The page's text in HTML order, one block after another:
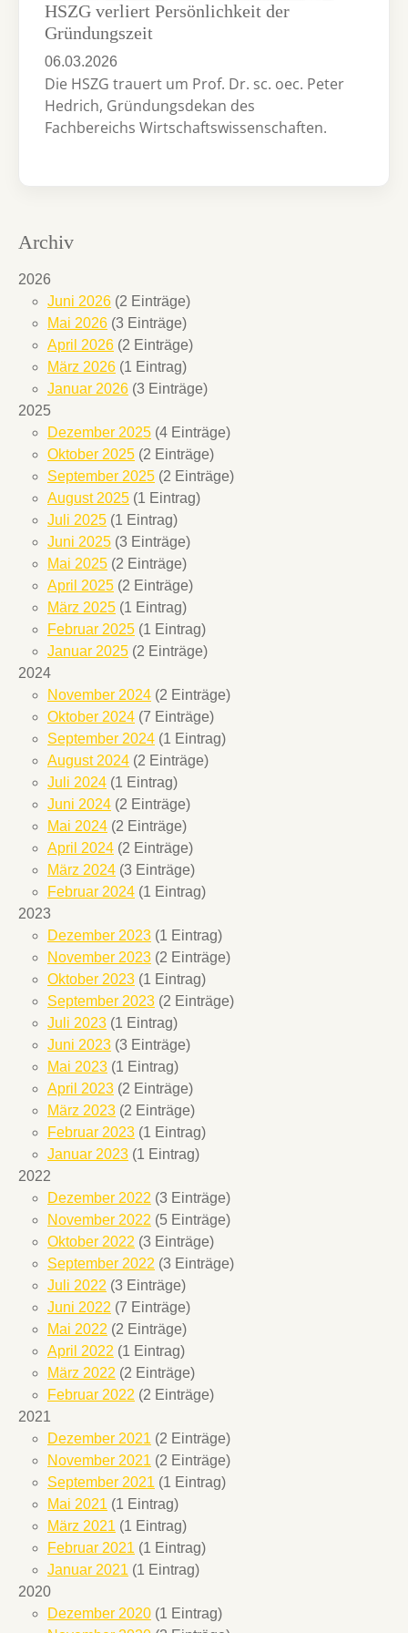
HSZG verliert Persönlichkeit der
Gründungszeit
06.03.2026
Die HSZG trauert um Prof. Dr. sc. oec. Peter
Hedrich, Gründungsdekan des
Fachbereichs Wirtschaftswissenschaften.
Archiv
2026
Juni 2026 (2 Einträge)
Mai 2026 (3 Einträge)
April 2026 (2 Einträge)
März 2026 (1 Eintrag)
Januar 2026 (3 Einträge)
2025
Dezember 2025 (4 Einträge)
Oktober 2025 (2 Einträge)
September 2025 (2 Einträge)
August 2025 (1 Eintrag)
Juli 2025 (1 Eintrag)
Juni 2025 (3 Einträge)
Mai 2025 (2 Einträge)
April 2025 (2 Einträge)
März 2025 (1 Eintrag)
Februar 2025 (1 Eintrag)
Januar 2025 (2 Einträge)
2024
November 2024 (2 Einträge)
Oktober 2024 (7 Einträge)
September 2024 (1 Eintrag)
August 2024 (2 Einträge)
Juli 2024 (1 Eintrag)
Juni 2024 (2 Einträge)
Mai 2024 (2 Einträge)
April 2024 (2 Einträge)
März 2024 (3 Einträge)
Februar 2024 (1 Eintrag)
2023
Dezember 2023 (1 Eintrag)
November 2023 (2 Einträge)
Oktober 2023 (1 Eintrag)
September 2023 (2 Einträge)
Juli 2023 (1 Eintrag)
Juni 2023 (3 Einträge)
Mai 2023 (1 Eintrag)
April 2023 (2 Einträge)
März 2023 (2 Einträge)
Februar 2023 (1 Eintrag)
Januar 2023 (1 Eintrag)
2022
Dezember 2022 (3 Einträge)
November 2022 (5 Einträge)
Oktober 2022 (3 Einträge)
September 2022 (3 Einträge)
Juli 2022 (3 Einträge)
Juni 2022 (7 Einträge)
Mai 2022 (2 Einträge)
April 2022 (1 Eintrag)
März 2022 (2 Einträge)
Februar 2022 (2 Einträge)
2021
Dezember 2021 (2 Einträge)
November 2021 (2 Einträge)
September 2021 (1 Eintrag)
Mai 2021 (1 Eintrag)
März 2021 (1 Eintrag)
Februar 2021 (1 Eintrag)
Januar 2021 (1 Eintrag)
2020
Dezember 2020 (1 Eintrag)